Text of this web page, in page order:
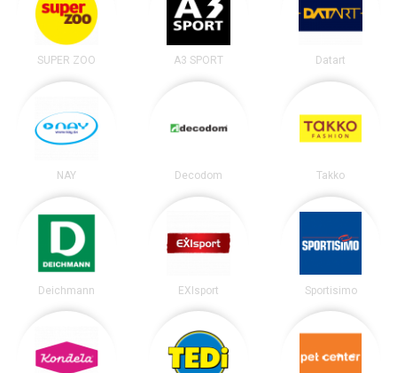
SUPER ZOO A3 SPORT Datart
NAY Decodom Takko
Deichmann EXIsport Sportisimo